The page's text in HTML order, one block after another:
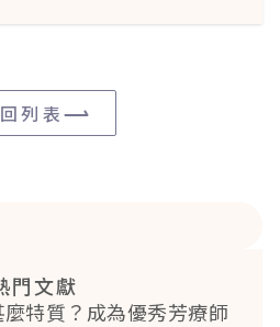
列表
門文獻
特質？成為優秀芳療師